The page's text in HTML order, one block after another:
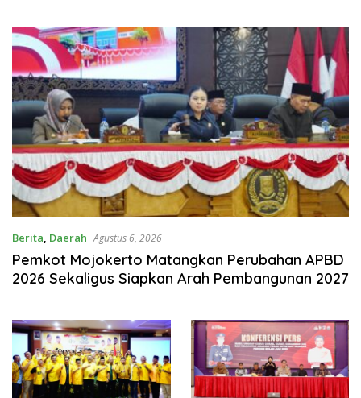
Berita, Daerah Agustus 6, 2026
Pemkot Mojokerto Matangkan Perubahan APBD
2026 Sekaligus Siapkan Arah Pembangunan 2027